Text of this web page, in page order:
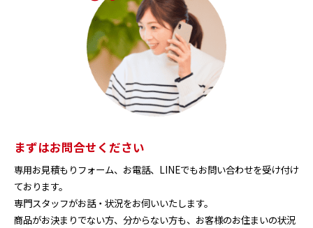
まずはお問合せください
専用お見積もりフォーム、お電話、LINEでもお問い合わせを受け付け
ております。
専門スタッフがお話・状況をお伺いいたします。
商品がお決まりでない方、分からない方も、お客様のお住まいの状況